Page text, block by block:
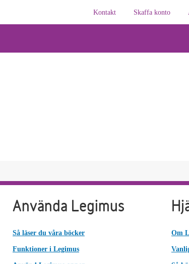
Kontakt
Skaffa konto
Använda Legimus
Så läser du våra böcker
Funktioner i Legimus
Om